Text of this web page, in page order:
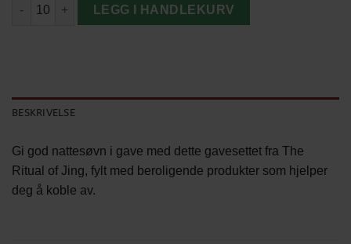
LEGG I HANDLEKURV
BESKRIVELSE
Gi god nattesøvn i gave med dette gavesettet fra The
Ritual of Jing, fylt med beroligende produkter som hjelper
deg å koble av.